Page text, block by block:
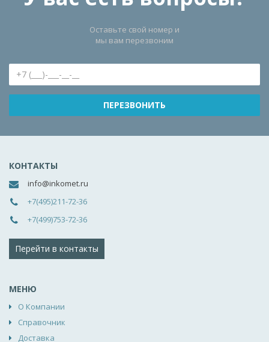
Оставьте свой номер и
мы вам перезвоним
КОНТАКТЫ
info@inkomet.ru
+7(495)211-72-36
+7(499)753-72-36
Перейти в контакты
МЕНЮ
О Компании
Справочник
Доставка